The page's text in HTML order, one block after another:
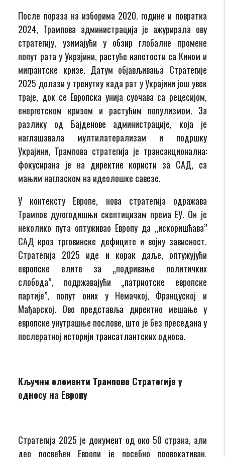
После пораза на изборима 2020. године и повратка
2024, Трампова администрација је ажурирала ову
стратегију, узимајући у обзир глобалне промене
попут рата у Украјини, растуће напетости са Кином и
мигрантске кризе. Датум објављивања Стратегије
2025 долази у тренутку када рат у Украјини још увек
траје, док се Европска унија суочава са рецесијом,
енергетском кризом и растућим популизмом. За
разлику од Бајденове администрације, која је
наглашавала мултилатерализам и подршку
Украјини, Трампова стратегија је трансакционална:
фокусирана је на директне користи за САД, са
мањим нагласком на идеолошке савезе.
У контексту Европе, нова стратегија одражава
Трампов дугогодишњи скептицизам према ЕУ. Он је
неколико пута оптуживао Европу да „искоришћава”
САД кроз трговинске дефиците и војну зависност.
Стратегија 2025 иде и корак даље, оптужујући
европске елите за „подривање политичких
слобода”, подржавајући „патриотске европске
партије”, попут оних у Немачкој, Француској и
Мађарској. Ово представља директно мешање у
европске унутрашње послове, што је без преседана у
послератној историји трансатлантских односа.
Кључни елементи Трампове Стратегије у
односу на Европу
Стратегија 2025 је документ од око 50 страна, али
део посвећен Европи је посебно провокативан.